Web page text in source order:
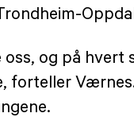
og på
forteller